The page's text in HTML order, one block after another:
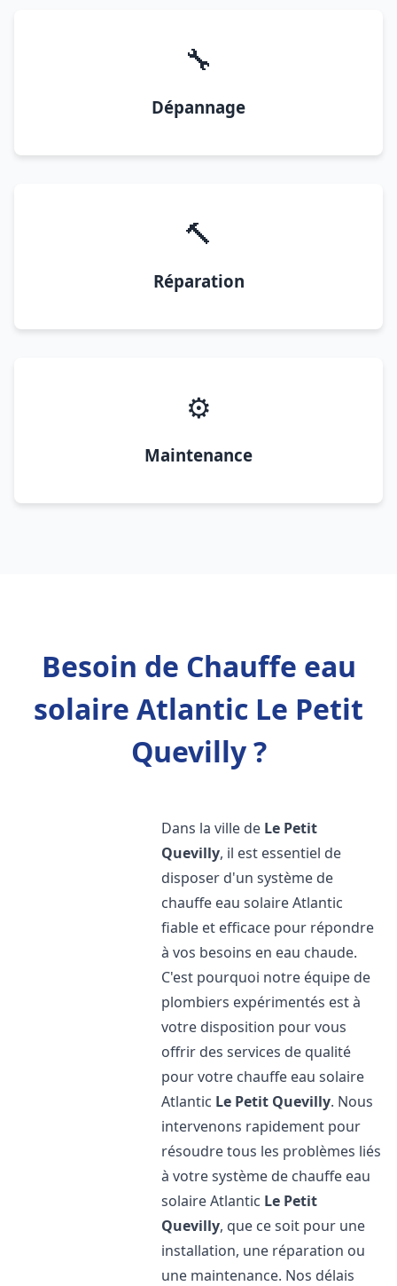
🔧
Dépannage
🔨
Réparation
⚙️
Maintenance
Besoin de Chauffe eau
solaire Atlantic Le Petit
Quevilly ?
Dans la ville de Le Petit
Quevilly, il est essentiel de
disposer d'un système de
chauffe eau solaire Atlantic
fiable et efficace pour répondre
à vos besoins en eau chaude.
C'est pourquoi notre équipe de
plombiers expérimentés est à
votre disposition pour vous
offrir des services de qualité
pour votre chauffe eau solaire
Atlantic Le Petit Quevilly. Nous
intervenons rapidement pour
résoudre tous les problèmes liés
à votre système de chauffe eau
solaire Atlantic Le Petit
Quevilly, que ce soit pour une
installation, une réparation ou
une maintenance. Nos délais